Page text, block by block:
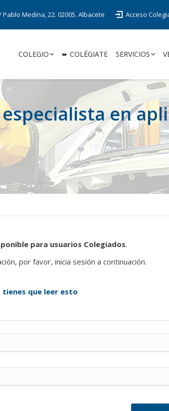
Pablo Medina, 22. 02005. Albacete Acceso
COLEGIO ➨ COLÉGIATE SERVICIOS
en
para usuarios Colegiados.
por favor, inicia sesión a continuación.
tienes que leer esto